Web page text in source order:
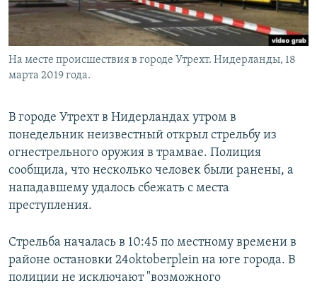
На месте происшествия в городе Утрехт. Нидерланды, 18
марта 2019 года.
В городе Утрехт в Нидерландах утром в
понедельник неизвестный открыл стрельбу из
огнестрельного оружия в трамвае. Полиция
сообщила, что несколько человек были ранены, а
нападавшему удалось сбежать с места
преступления.
Стрельба началась в 10:45 по местному времени в
районе остановки 24oktoberplein на юге города. В
полиции не исключают "возможного